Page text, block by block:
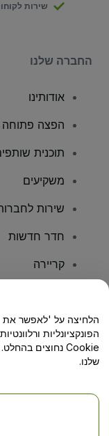
שירות
החברה שלנו
אודותינו
הפצה פתוחה
תוכנית
משקיעים
שירות
חדר חדשות
קריירה
מרכז העזרה/
הפונקציונליות
Cookie נחוצים בהחלט. למידע נוסף, ניתן לעיין
שלנו.